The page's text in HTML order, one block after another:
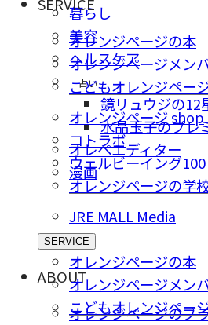
暮らし
美容
ヘルスケア
占い
鏡リュウジの12
水晶玉子のプレ
オレペエディター
漫画
オレンジページの本
オレンジページメン
こどもオレンジペー
オレンジページ shop
コトラボ
ウェルビーイング100
オレンジページの学
JRE MALL Media
SERVICE
オレンジページの本
オレンジページメン
こどもオレンジペー
ABOUT
オレンジページのブ